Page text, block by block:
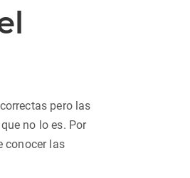
pero las
no lo es. Por
conocer las